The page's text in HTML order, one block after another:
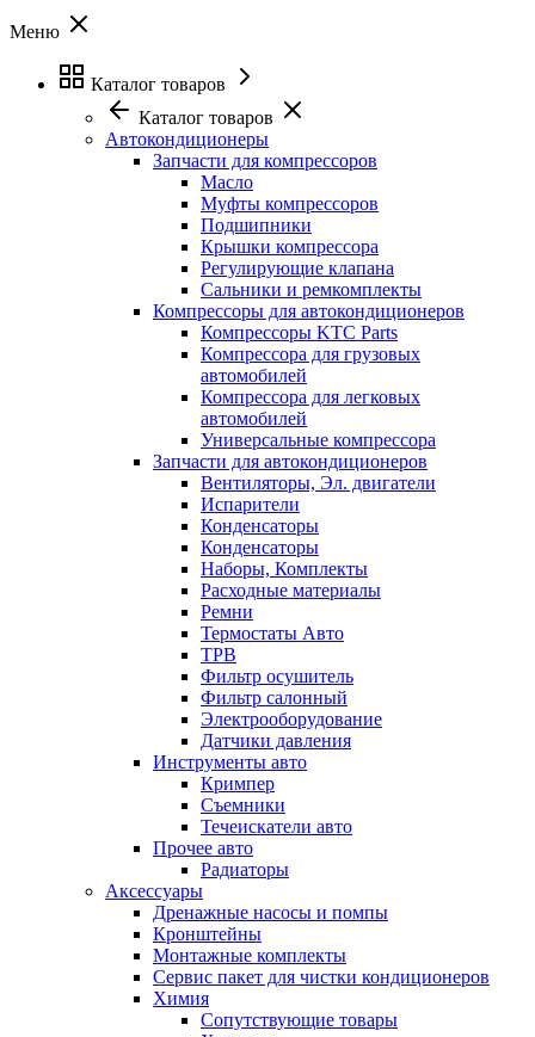
Меню
Каталог товаров
Каталог товаров
Автокондиционеры
Запчасти для компрессоров
Масло
Муфты компрессоров
Подшипники
Крышки компрессора
Регулирующие клапана
Сальники и ремкомплекты
Компрессоры для автокондиционеров
Компрессоры KTC Parts
Компрессора для грузовых
автомобилей
Компрессора для легковых
автомобилей
Универсальные компрессора
Запчасти для автокондиционеров
Вентиляторы, Эл. двигатели
Испарители
Конденсаторы
Конденсаторы
Наборы, Комплекты
Расходные материалы
Ремни
Термостаты Авто
ТРВ
Фильтр осушитель
Фильтр салонный
Электрооборудование
Датчики давления
Инструменты авто
Кримпер
Съемники
Течеискатели авто
Прочее авто
Радиаторы
Аксессуары
Дренажные насосы и помпы
Кронштейны
Монтажные комплекты
Сервис пакет для чистки кондиционеров
Химия
Сопутствующие товары